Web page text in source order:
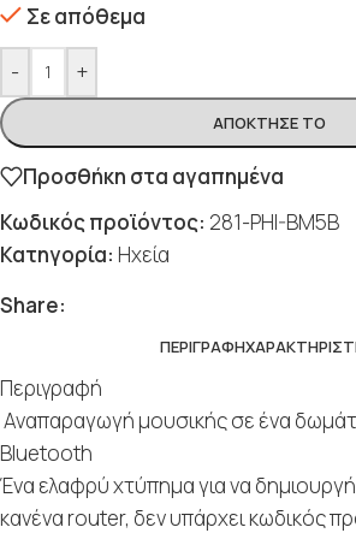
Σε απόθεμα
- +
ΑΠΌΚΤΗΣΈ ΤΟ
Προσθήκη στα αγαπημένα
Κωδικός προϊόντος: 281-PHI-BM5B
Κατηγορία: Ηχεία
Share:
ΠΕΡΙΓΡΑΦΉ
Περιγραφή
Αναπαραγωγή μουσικής σε ένα
Bluetooth
Ένα ελαφρύ χτύπημα για να
κανένα router, δεν υπάρχει κωδικός